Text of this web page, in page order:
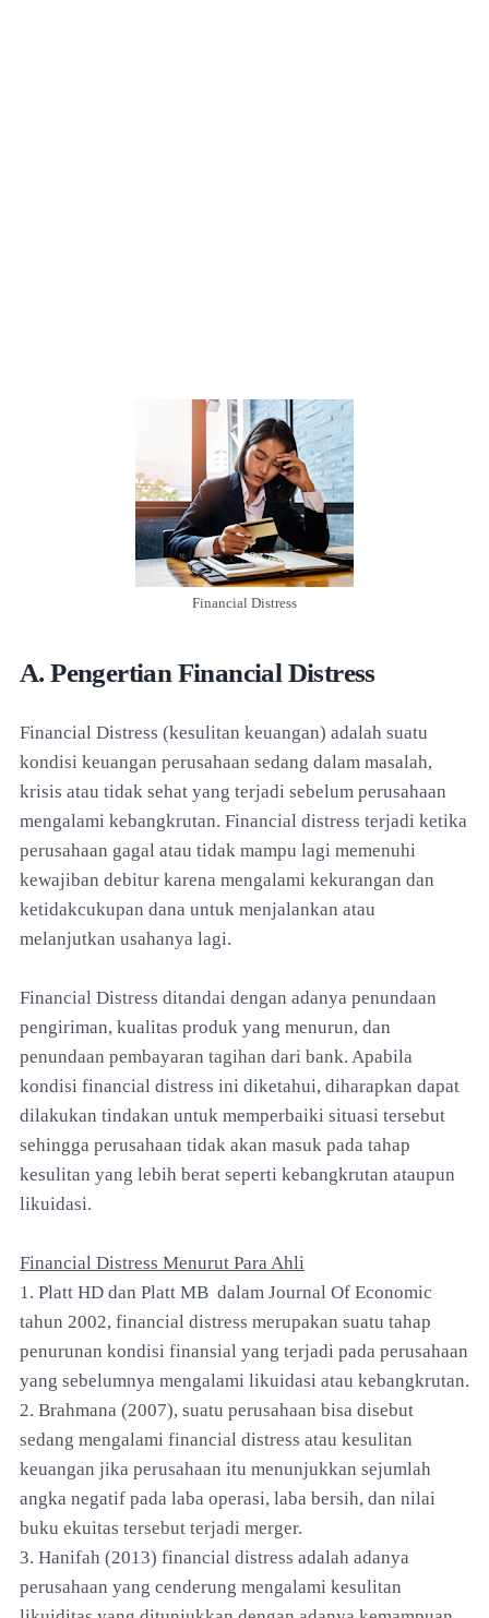
Financial Distress
A. Pengertian Financial Distress
Financial Distress (kesulitan keuangan) adalah suatu
kondisi keuangan perusahaan sedang dalam masalah,
krisis atau tidak sehat yang terjadi sebelum perusahaan
mengalami kebangkrutan. Financial distress terjadi ketika
perusahaan gagal atau tidak mampu lagi memenuhi
kewajiban debitur karena mengalami kekurangan dan
ketidakcukupan dana untuk menjalankan atau
melanjutkan usahanya lagi.
Financial Distress ditandai dengan adanya penundaan
pengiriman, kualitas produk yang menurun, dan
penundaan pembayaran tagihan dari bank. Apabila
kondisi financial distress ini diketahui, diharapkan dapat
dilakukan tindakan untuk memperbaiki situasi tersebut
sehingga perusahaan tidak akan masuk pada tahap
kesulitan yang lebih berat seperti kebangkrutan ataupun
likuidasi.
Financial Distress Menurut Para Ahli
1. Platt HD dan Platt MB dalam Journal Of Economic
tahun 2002, financial distress merupakan suatu tahap
penurunan kondisi finansial yang terjadi pada perusahaan
yang sebelumnya mengalami likuidasi atau kebangkrutan.
2. Brahmana (2007), suatu perusahaan bisa disebut
sedang mengalami financial distress atau kesulitan
keuangan jika perusahaan itu menunjukkan sejumlah
angka negatif pada laba operasi, laba bersih, dan nilai
buku ekuitas tersebut terjadi merger.
3. Hanifah (2013) financial distress adalah adanya
perusahaan yang cenderung mengalami kesulitan